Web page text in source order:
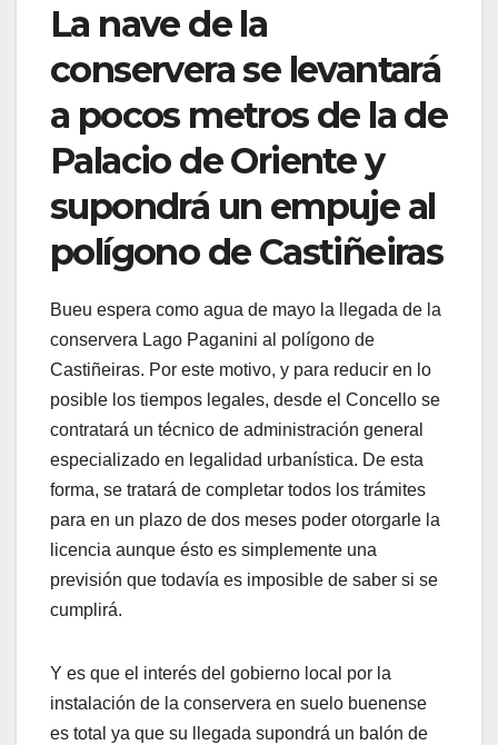
La nave de la
conservera se levantará
a pocos metros de la de
Palacio de Oriente y
supondrá un empuje al
polígono de Castiñeiras
Bueu espera como agua de mayo la llegada de la
conservera Lago Paganini al polígono de
Castiñeiras. Por este motivo, y para reducir en lo
posible los tiempos legales, desde el Concello se
contratará un técnico de administración general
especializado en legalidad urbanística. De esta
forma, se tratará de completar todos los trámites
para en un plazo de dos meses poder otorgarle la
licencia aunque ésto es simplemente una
previsión que todavía es imposible de saber si se
cumplirá.
Y es que el interés del gobierno local por la
instalación de la conservera en suelo buenense
es total ya que su llegada supondrá un balón de